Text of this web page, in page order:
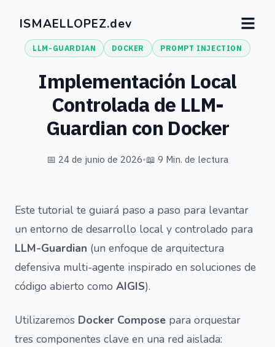
ISMAELLOPEZ.dev
LLM-GUARDIAN DOCKER PROMPT INJECTION
Implementación Local
Controlada de LLM-
Guardian con Docker
📅 24 de junio de 2026•📖 9 Min. de lectura
Este tutorial te guiará paso a paso para levantar
un entorno de desarrollo local y controlado para
LLM-Guardian (un enfoque de arquitectura
defensiva multi-agente inspirado en soluciones de
código abierto como AIGIS).
Utilizaremos Docker Compose para orquestar
tres componentes clave en una red aislada: